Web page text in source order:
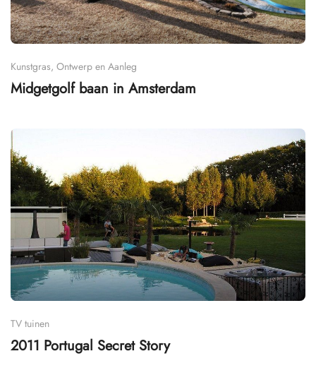
Kunstgras, Ontwerp en Aanleg
Midgetgolf baan in Amsterdam
TV tuinen
2011 Portugal Secret Story